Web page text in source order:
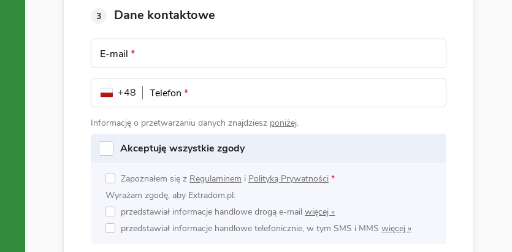
3 Dane kontaktowe
E-mail *
Telefon *
+48
Informację o przetwarzaniu danych znajdziesz poniżej.
Akceptuję wszystkie zgody
Zapoznałem się z Regulaminem i Polityką Prywatności *
Wyrażam zgodę, aby Extradom.pl:
przedstawiał informacje handlowe drogą e-mail
przedstawiał informacje handlowe telefonicznie, w tym SMS i MMS